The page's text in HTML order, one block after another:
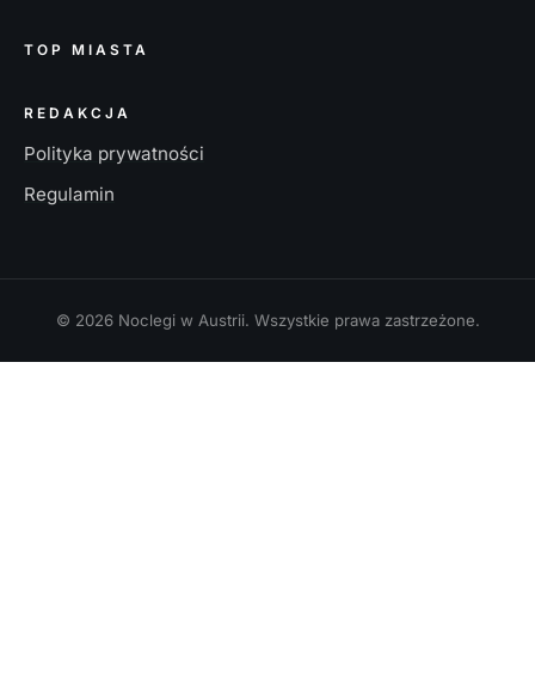
TOP MIASTA
REDAKCJA
Polityka prywatności
Regulamin
© 2026 Noclegi w Austrii. Wszystkie prawa zastrzeżone.